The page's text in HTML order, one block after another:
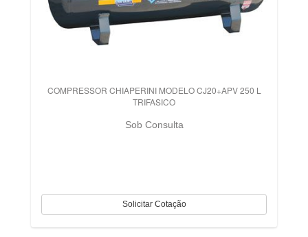
COMPRESSOR CHIAPERINI MODELO CJ20+APV 250 L
TRIFASICO
Sob Consulta